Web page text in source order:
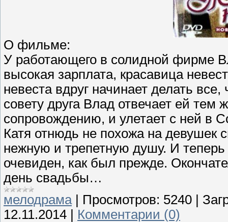
О фильме:
У работающего в солидной фирме
высокая зарплата, красавица
невеста вдруг начинает делать
совету друга Влад отвечает ей
сопровождению, и улетает с ней в
Катя отнюдь не похожа на девушек
нежную и трепетную душу. И
очевиден, как был прежде.
день свадьбы…
мелодрама | Просмотров: 5240 |
12.11.2014 | Комментарии (0)